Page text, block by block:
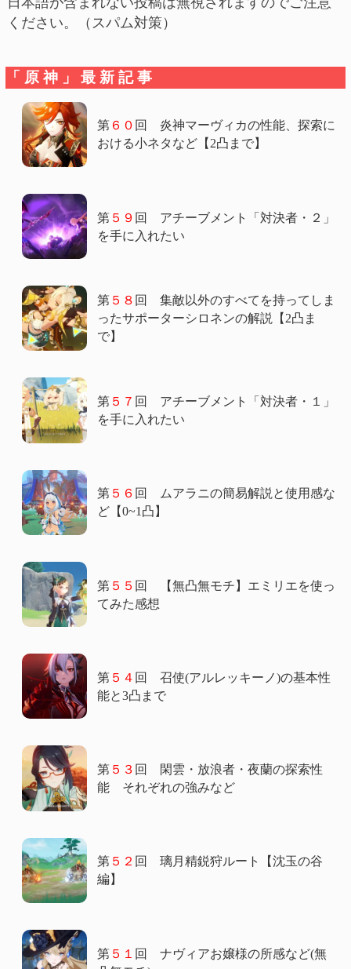
ください。（スパム対策）
「原神」最新記事
第６０ 回 炎神マーヴィカの性能、探索に
おける小ネタなど【2凸まで】
第５９ 回 アチーブメント「対決者・２」
を手に入れたい
第５８ 回 集敵以外のすべてを持ってしま
ったサポーターシロネンの解説【2凸ま
で】
第５７ 回 アチーブメント「対決者・１」
を手に入れたい
第５６ 回 ムアラニの簡易解説と使用感な
ど【0~1凸】
第５５ 回 【無凸無モチ】エミリエを使っ
てみた感想
第５４ 回 召使(アルレッキーノ)の基本性
能と3凸まで
第５３ 回 閑雲・放浪者・夜蘭の探索性
能 それぞれの強みなど
第５２ 回 璃月精鋭狩ルート【沈玉の谷
編】
第５１ 回 ナヴィアお嬢様の所感など(無